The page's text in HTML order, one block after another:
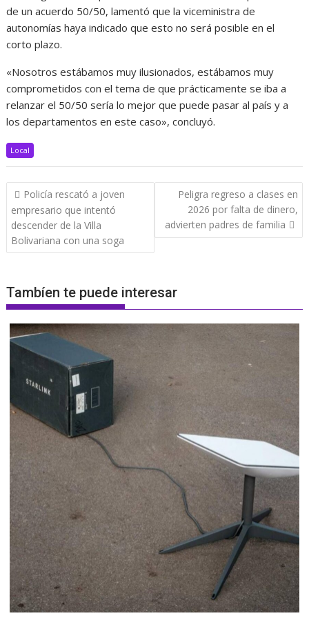
de un acuerdo 50/50, lamentó que la viceministra de
autonomías haya indicado que esto no será posible en el
corto plazo.
«Nosotros estábamos muy ilusionados, estábamos muy
comprometidos con el tema de que prácticamente se iba a
relanzar el 50/50 sería lo mejor que puede pasar al país y a
los departamentos en este caso», concluyó.
Local
Navegación
de
entradas
Policía rescató a joven
empresario que intentó
descender de la Villa
Bolivariana con una soga
Peligra regreso a clases en
2026 por falta de dinero,
advierten padres de familia
Tambíen te puede interesar